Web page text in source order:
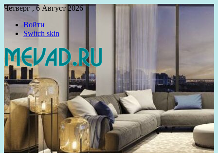
Четверг , 6 Август 2026
Войти
Switch skin